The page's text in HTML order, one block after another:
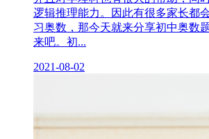
逻辑推理能力。因此有很多家长都
习奥数，那今天就来分享初中奥数
来吧。初...
2021-08-02